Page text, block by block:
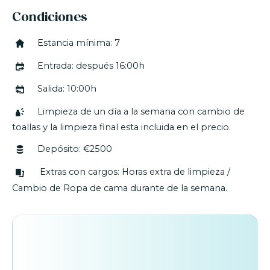
Limpieza de un día a la semana con cambio de
Condiciones
Estancia mínima: 7
Entrada: después 16:00h
Salida: 10:00h
Limpieza de un día a la semana con cambio de
toallas y la limpieza final esta incluida en el precio.
Depósito: €2500
Extras con cargos: Horas extra de limpieza /
Cambio de Ropa de cama durante de la semana.